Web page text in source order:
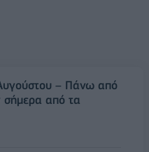
– Πάνω από
σήμερα από τα